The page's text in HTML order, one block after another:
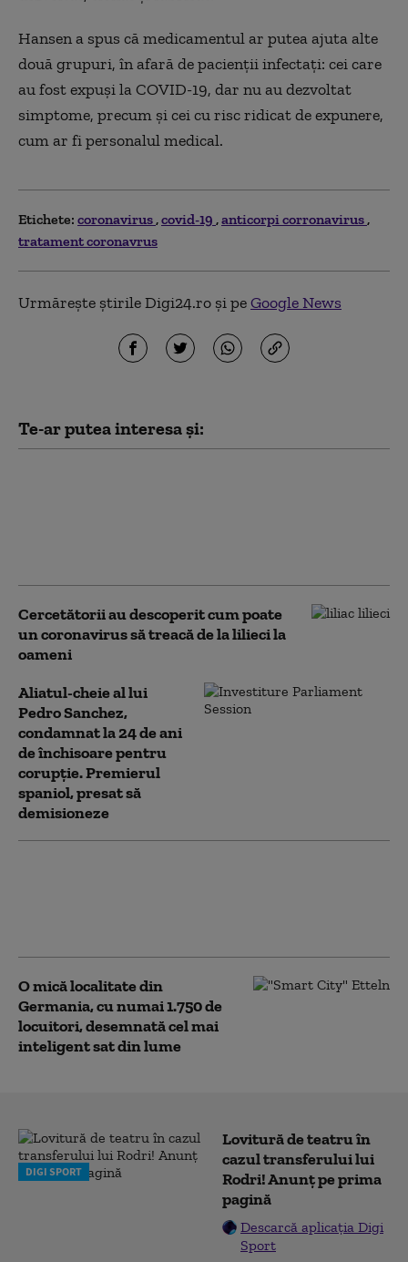
Hansen a spus că medicamentul ar putea ajuta alte
două grupuri, în afară de pacienții infectați: cei care
au fost expuși la COVID-19, dar nu au dezvoltat
simptome, precum și cei cu risc ridicat de expunere,
cum ar fi personalul medical.
Etichete: coronavirus covid-19 anticorpi corronavirus
tratament coronavrus
Urmărește știrile Digi24.ro și peGoogle News
Te-ar putea interesa și:
Cercetătorii au descoperit cum poate
un coronavirus să treacă de la lilieci la
oameni
Aliatul-cheie al lui
Pedro Sanchez,
condamnat la 24 de ani
de închisoare pentru
corupție. Premierul
spaniol, presat să
demisioneze
O mică localitate din
Germania, cu numai 1.750 de
locuitori, desemnată cel mai
inteligent sat din lume
DIGI SPORT
Lovitură de teatru în
cazul transferului lui
Rodri! Anunț pe prima
pagină
Descarcă aplicația Digi
Sport